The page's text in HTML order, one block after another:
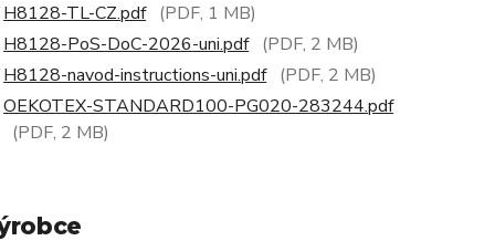
H8128-TL-CZ.pdf (PDF, 1 MB)
H8128-PoS-DoC-2026-uni.pdf (PDF, 2 MB)
H8128-navod-instructions-uni.pdf (PDF, 2 MB)
OEKOTEX-STANDARD100-PG020-283244.pdf
(PDF, 2 MB)